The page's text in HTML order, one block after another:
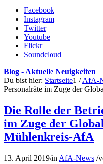
Facebook
Instagram
Twitter
Youtube
Flickr
Soundcloud
Blog - Aktuelle Neuigkeiten
Du bist hier: Startseite1 / AfA-
Personalräte im Zuge der
Die Rolle der
im Zuge der
Mühlenkreis-AfA
13. April 2019/in AfA-News /